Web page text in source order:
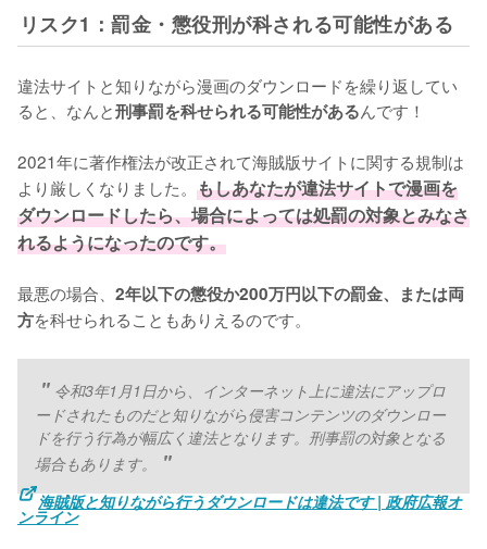
リスク1：罰金・懲役刑が科される可能性がある
違法サイトと知りながら漫画のダウンロードを繰り返してい
ると、なんと刑事罰を科せられる可能性があるんです！
2021年に著作権法が改正されて海賊版サイトに関する規制は
より厳しくなりました。 もしあなたが違法サイトで漫画を
ダウンロードしたら、場合によっては処罰の対象とみなさ
れるようになったのです。
最悪の場合、 2年以下の懲役か200万円以下の罰金、または両
方を科せられることもありえるのです。
令和3年1月1日から、インターネット上に違法にアップロ
ードされたものだと知りながら侵害コンテンツのダウンロー
ドを行う行為が幅広く違法となります。刑事罰の対象となる
場合もあります。
海賊版と知りながら行うダウンロードは違法です | 政府広報オ
ンライン